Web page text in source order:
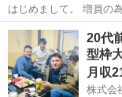
はじめまして。 増員の為募集致します。
員を募集してます。 おおまかな給料として１日12000円×20日=240000
円 基本的に大きな現場
くらいにな...
北海道 函館市 湯
20代
型枠
月収
株式会